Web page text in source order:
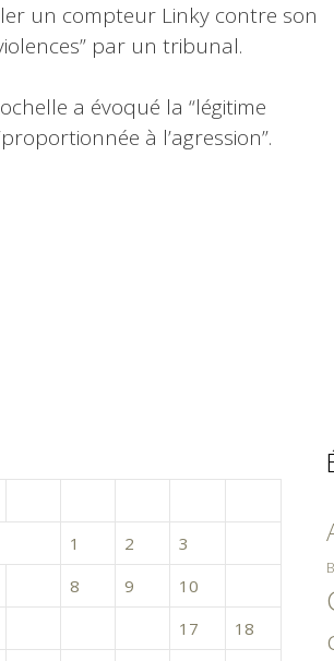
un compteur Linky contre son
par un tribunal.
a évoqué la “légitime
à l’agression”.
1
2 3
8 9 10
17
18